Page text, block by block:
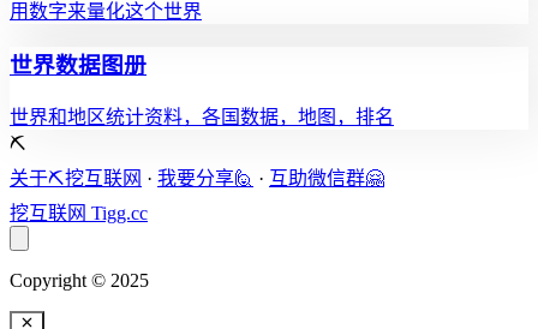
用数字来量化这个世界
世界数据图册
世界和地区统计资料，各国数据，地图，排名
⛏️
关于⛏️挖互联网 · 我要分享🙋 · 互助微信群🤗
挖互联网 Tigg.cc
Copyright © 2025